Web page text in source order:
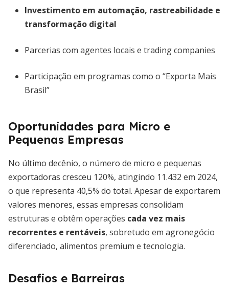
Investimento em automação, rastreabilidade e
transformação digital
Parcerias com agentes locais e trading companies
Participação em programas como o “Exporta Mais
Brasil”
Oportunidades para Micro e
Pequenas Empresas
No último decênio, o número de micro e pequenas
exportadoras cresceu 120%, atingindo 11.432 em 2024,
o que representa 40,5% do total. Apesar de exportarem
valores menores, essas empresas consolidam
estruturas e obtêm operações cada vez mais
recorrentes e rentáveis, sobretudo em agronegócio
diferenciado, alimentos premium e tecnologia.
Desafios e Barreiras